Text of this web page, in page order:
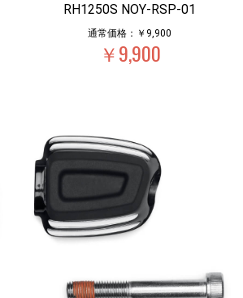
RH1250S NOY-RSP-01
通常価格：￥9,900
￥9,900